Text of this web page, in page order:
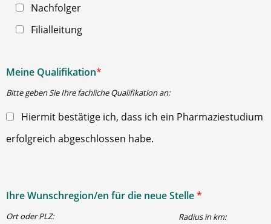
Nachfolger
Filialleitung
Meine Qualifikation*
Bitte geben Sie Ihre fachliche Qualifikation an:
Hiermit bestätige ich, dass ich ein Pharmaziestudium
erfolgreich abgeschlossen habe.
Ihre Wunschregion/en für die neue Stelle*
Ort oder PLZ: Radius in km: